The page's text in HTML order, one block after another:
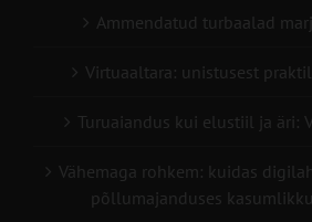
Ammendatud turbaalad
Virtuaaltara: unistusest
Turuaiandus kui elustiil ja äri:
Vähemaga rohkem: kuidas
põllumajanduses